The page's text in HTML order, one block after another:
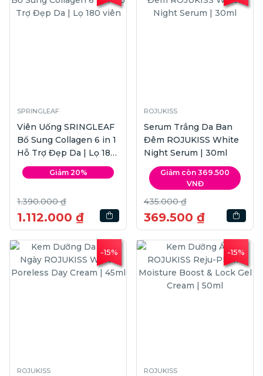
SPRINGLEAF
Viên Uống SRINGLEAF
Bổ Sung Collagen 6 in 1
Hỗ Trợ Đẹp Da | Lọ 180
viên
Giảm 20%
1.390.000 ₫
1.112.000 ₫
ROJUKISS
Serum Trắng Da Ban
Đêm ROJUKISS White
Night Serum | 30ml
Giảm còn 369.500
VNĐ
435.000 ₫
369.500 ₫
-15%
ROJUKISS
-15%
ROJUKISS